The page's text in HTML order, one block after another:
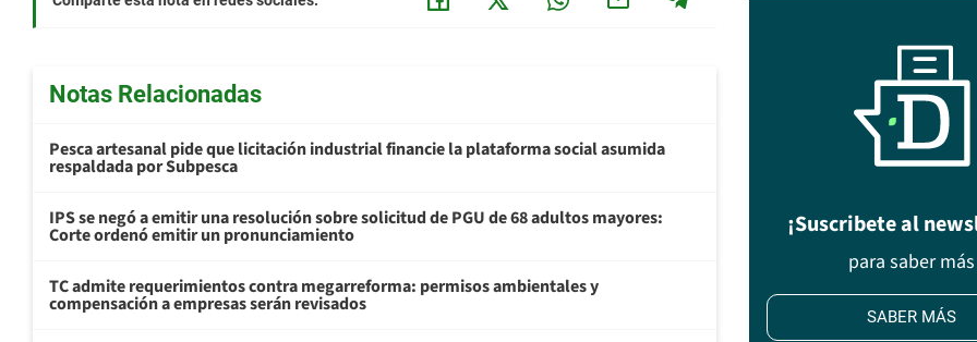
Notas Relacionadas
Pesca artesanal pide que licitación industrial financie la plataforma social asumida
respaldada por Subpesca
IPS se negó a emitir una resolución sobre solicitud de PGU de 68 adultos mayores:
Corte ordenó emitir un pronunciamiento
TC admite requerimientos contra megarreforma: permisos ambientales y
compensación a empresas serán revisados
¡Suscribete al
para saber más
SABER MÁS